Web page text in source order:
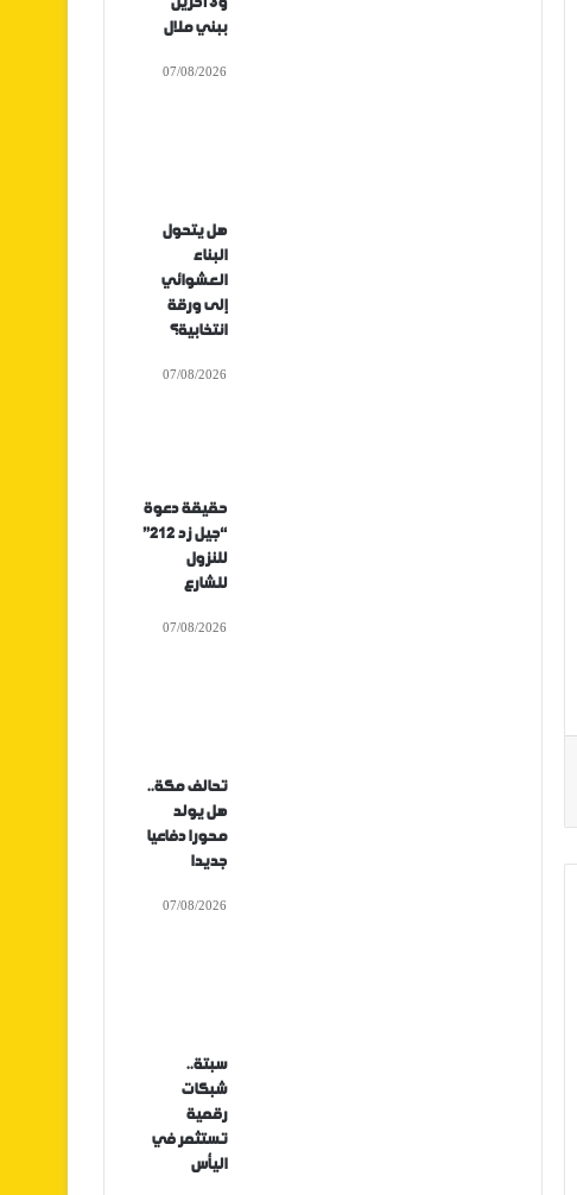
ببني ملال
07/08/2026
هل يتحول
البناء
العشوائي
إلى ورقة
انتخابية؟
07/08/2026
حقيقة دعوة
“جيل زد 212”
للنزول
للشارع
07/08/2026
تحالف مكة..
هل يولد
محورا دفاعيا
جديدا
07/08/2026
سبتة..
شبكات
رقمية
تستثمر في
اليأس